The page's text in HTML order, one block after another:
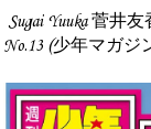
Sugai Yuuka 菅井友
No.13 (少年マガジ